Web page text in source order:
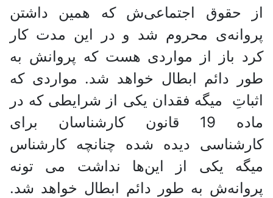
از حقوق اجتماعی‌ش که همین داشتن
پروانه‌ی محروم شد و در این مدت کار
کرد باز از مواردی هست که پروانش به
طور دائم ابطال خواهد شد. مواردی که
اثباتِ میگه فقدان یکی از شرایطی که در
ماده 19 قانون کارشناسان برای
کارشناسی دیده شده چنانچه کارشناس
میگه یکی از این‌ها نداشت می تونه
پروانه‌ش به طور دائم ابطال خواهد شد.